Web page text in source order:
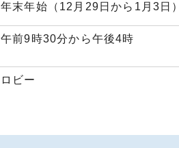
年末年始（12月29日から1月3日）
午前9時30分から午後4時
ロビー